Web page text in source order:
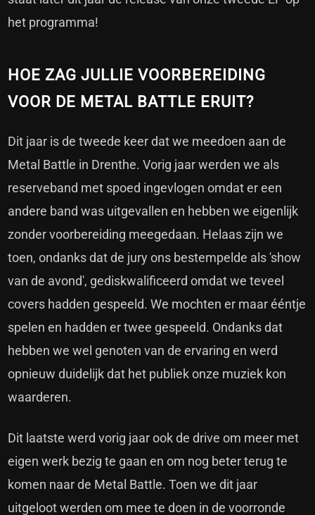
het programma!
HOE ZAG JULLIE VOORBEREIDING
VOOR DE METAL BATTLE ERUIT?
Dit jaar is de tweede keer dat we meedoen aan de
Metal Battle in Drenthe. Vorig jaar werden we als
reserveband met spoed ingevlogen omdat er een
andere band was uitgevallen en hebben we eigenlijk
zonder voorbereiding meegedaan. Helaas zijn we
toen, ondanks dat de jury ons bestempelde als 'show
van de avond', gediskwalificeerd omdat we teveel
covers hadden gespeeld. We mochten er maar ééntje
spelen en hadden er twee gespeeld. Ondanks dat
hebben we wel genoten van de ervaring en werd
opnieuw duidelijk dat het publiek onze muziek kon
waarderen.
Dit laatste werd vorig jaar ook de drive om meer met
eigen werk bezig te gaan en om nog beter terug te
komen naar de Metal Battle. Toen we dit jaar
uitgeloot werden om mee te doen in de voorronde